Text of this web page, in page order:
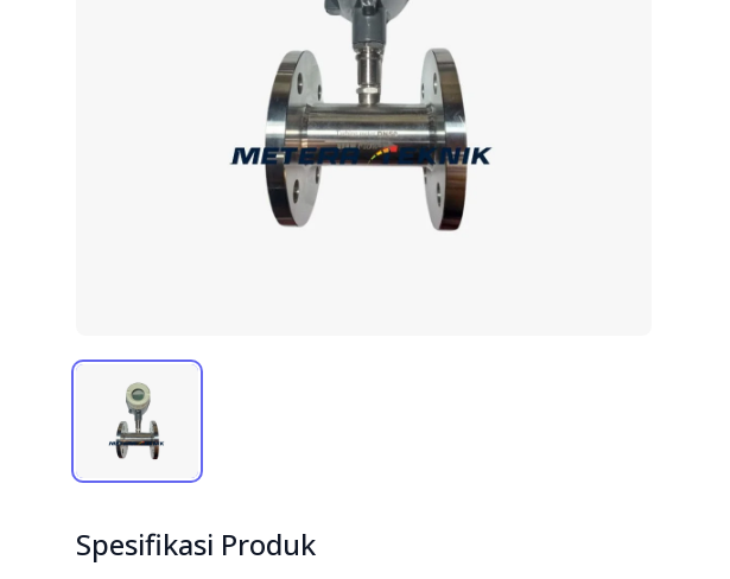
Spesifikasi Produk